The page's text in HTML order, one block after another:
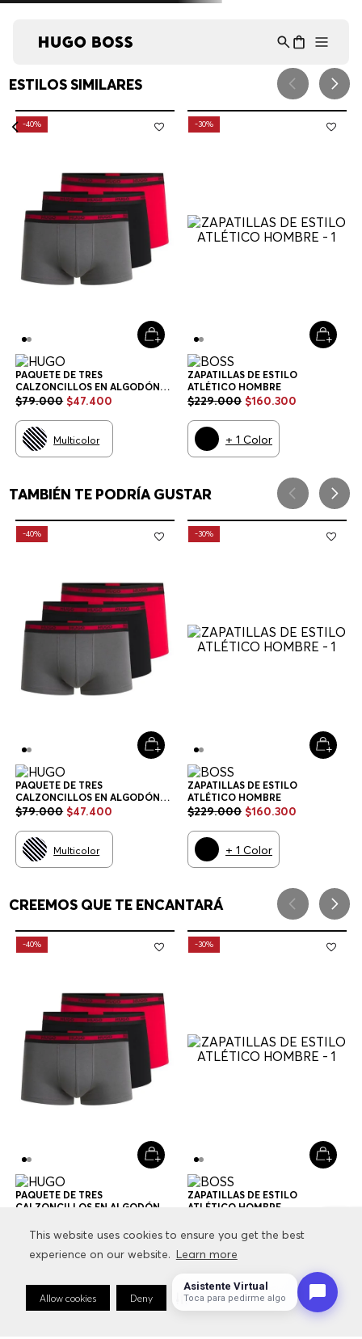
This website uses cookies to ensure you get the best
experience on our website. Learn more
Allow cookies Deny Cookie Preferences
This website uses cookies to ensure you get the best
experience on our website. Learn more
Allow cookies Deny Cookie Preferences
ESTILOS SIMILARES
-40%
PAQUETE DE TRES
CALZONCILLOS EN ALGODÓN
ELÁSTICO CON LOGOS EN LA
HOMBRE
$79.000 $47.400
Multicolor
-30%
ZAPATILLAS DE ESTILO
ATLÉTICO HOMBRE
$229.000 $160.300
+ 1 Color
TAMBIÉN TE PODRÍA GUSTAR
-40%
PAQUETE DE TRES
CALZONCILLOS EN ALGODÓN
ELÁSTICO CON LOGOS EN LA
CINTURA CALZONCILLOS
HOMBRE
$79.000 $47.400
Multicolor
-30%
ZAPATILLAS DE ESTILO
ATLÉTICO HOMBRE
$229.000 $160.300
+ 1 Color
CREEMOS QUE TE ENCANTARÁ
-40%
PAQUETE DE TRES
CALZONCILLOS EN ALGODÓN
CINTURA CALZONCILLOS
Multicolor
-30%
ZAPATILLAS DE ESTILO
ATLÉTICO HOMBRE
+1
Asistente Virtual
Toca para pedirme algo
Asistente Virtual
en línea ⋮